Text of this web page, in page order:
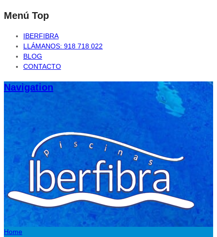
Menú Top
IBERFIBRA
LLÁMANOS: 918 718 022
BLOG
CONTACTO
Navigation
Home